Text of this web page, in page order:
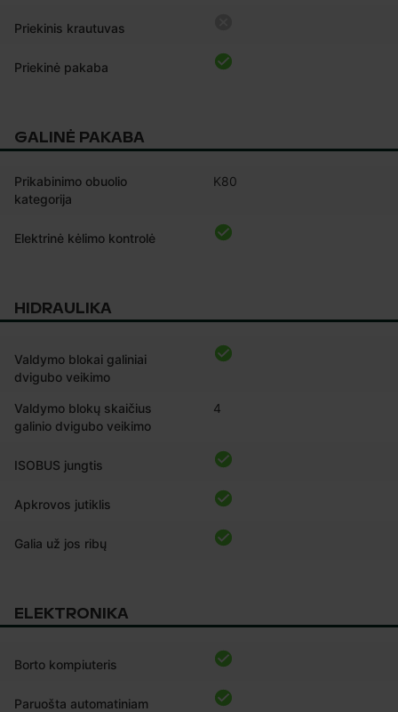
Priekinis krautuvas
Priekinė pakaba
GALINĖ PAKABA
Prikabinimo obuolio
kategorija
K80
Elektrinė kėlimo kontrolė
HIDRAULIKA
Valdymo blokai galiniai
dvigubo veikimo
Valdymo blokų skaičius
galinio dvigubo veikimo
4
ISOBUS jungtis
Apkrovos jutiklis
Galia už jos ribų
ELEKTRONIKA
Borto kompiuteris
Paruošta automatiniam